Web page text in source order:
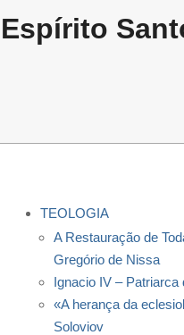
TEOLOGIA
A Restauração de
Gregório de Nissa
Ignacio IV – Patriarca
«A herança da
Soloviov